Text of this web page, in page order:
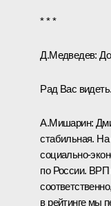
* * *
Д.Медведев:
Рад Вас
А.Мишарин:
стабильная.
социально-
по России. ВРП
в рейтинге мы